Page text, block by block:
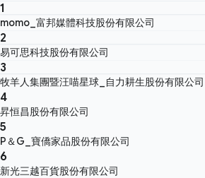
1
momo_富邦媒體科技股份有限公司
2
易可思科技股份有限公司
3
牧羊人集團暨汪喵星球_自力耕生股份有限公司
4
昇恒昌股份有限公司
5
P＆G_寶僑家品股份有限公司
6
新光三越百貨股份有限公司